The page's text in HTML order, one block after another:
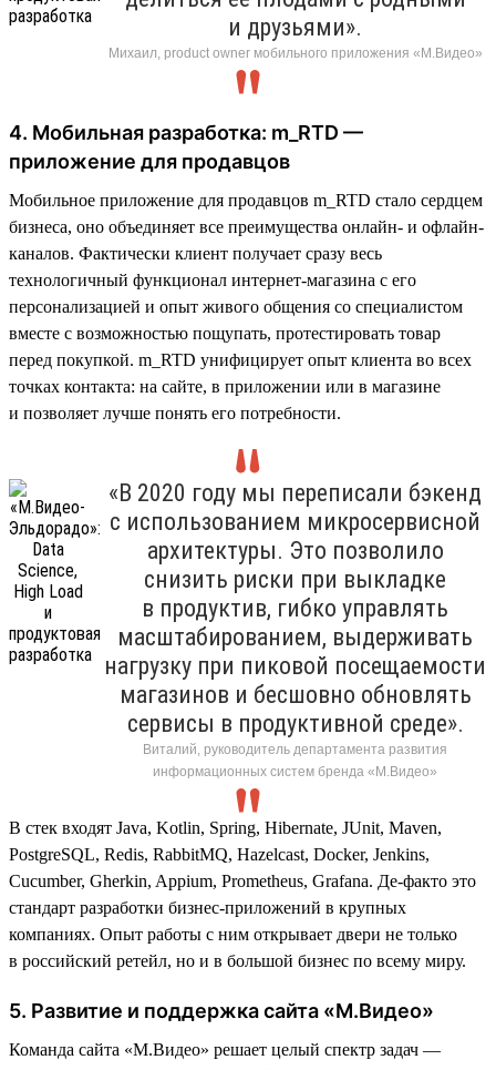
и друзьями».
Михаил, product owner мобильного приложения «М.Видео»
4. Мобильная разработка: m_RTD —
приложение для продавцов
Мобильное приложение для продавцов m_RTD стало сердцем
бизнеса, оно объединяет все преимущества онлайн- и офлайн-
каналов. Фактически клиент получает сразу весь
технологичный функционал интернет-магазина с его
персонализацией и опыт живого общения со специалистом
вместе с возможностью пощупать, протестировать товар
перед покупкой. m_RTD унифицирует опыт клиента во всех
точках контакта: на сайте, в приложении или в магазине
и позволяет лучше понять его потребности.
«В 2020 году мы переписали бэкенд
с использованием микросервисной
архитектуры. Это позволило
снизить риски при выкладке
в продуктив, гибко управлять
масштабированием, выдерживать
нагрузку при пиковой посещаемости
магазинов и бесшовно обновлять
сервисы в продуктивной среде».
Виталий, руководитель департамента развития
информационных систем бренда «М.Видео»
В стек входят Java, Kotlin, Spring, Hibernate, JUnit, Maven,
PostgreSQL, Redis, RabbitMQ, Hazelcast, Docker, Jenkins,
Cucumber, Gherkin, Appium, Prometheus, Grafana. Де-факто это
стандарт разработки бизнес-приложений в крупных
компаниях. Опыт работы с ним открывает двери не только
в российский ретейл, но и в большой бизнес по всему миру.
5. Развитие и поддержка сайта «М.Видео»
Команда сайта «М.Видео» решает целый спектр задач —